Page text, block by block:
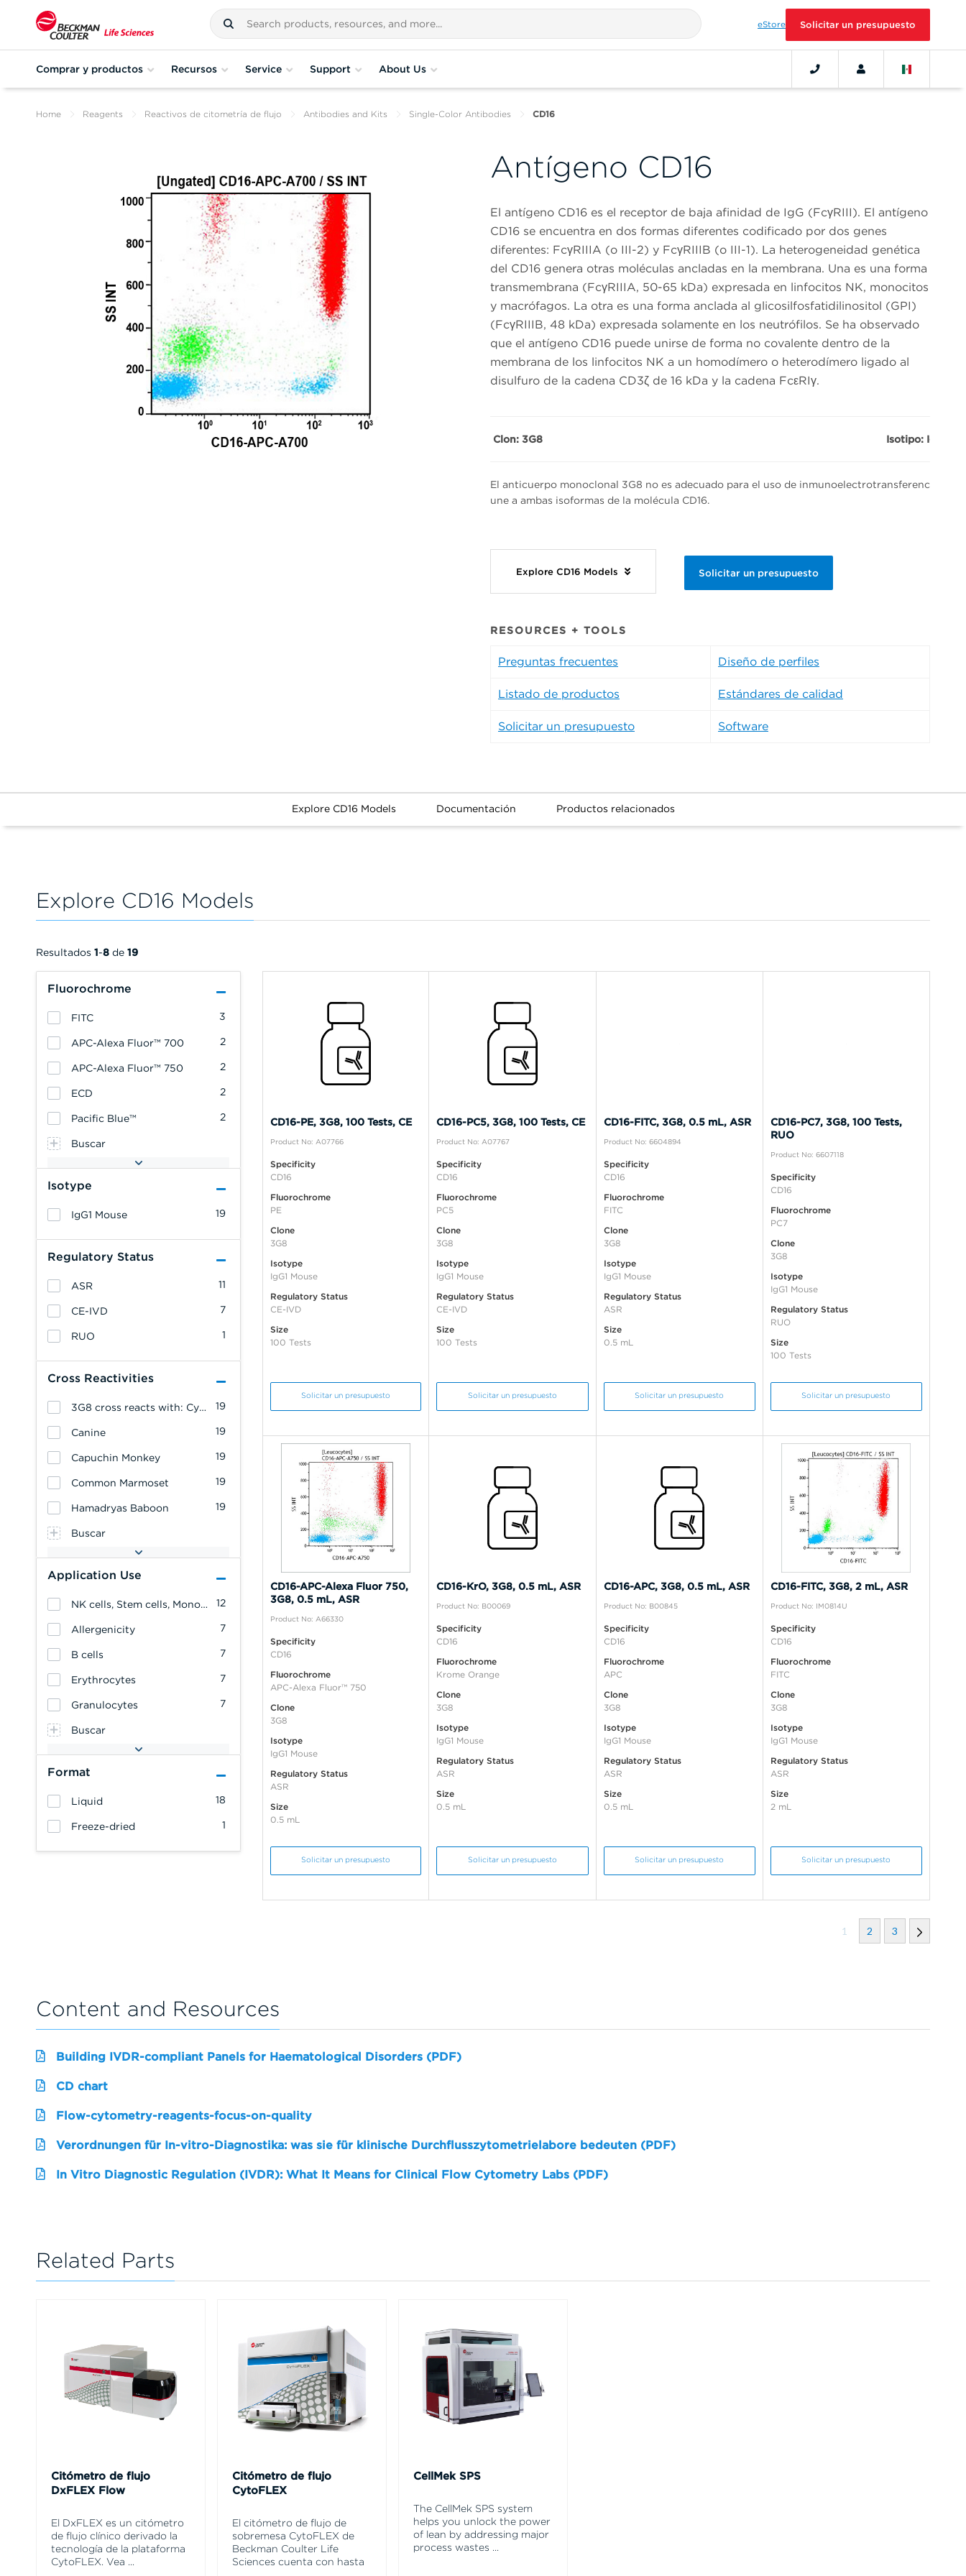
eStore Solicitar un presupuesto
Comprar y productos Recursos Service Support About Us
Home Reagents Reactivos de citometría de flujo Antibodies and Kits Single-Color Antibodies CD16
Antígeno CD16
El antígeno CD16 es el receptor de baja afinidad de IgG (FcγRIII). El antígeno
CD16 se encuentra en dos formas diferentes codificado por dos genes
diferentes: FcγRIIIA (o III-2) y FcγRIIIB (o III-1). La heterogeneidad genética
del CD16 genera otras moléculas ancladas en la membrana. Una es una forma
transmembrana (FcγRIIIA, 50-65 kDa) expresada en linfocitos NK, monocitos
y macrófagos. La otra es una forma anclada al glicosilfosfatidilinositol (GPI)
(FcγRIIIB, 48 kDa) expresada solamente en los neutrófilos. Se ha observado
que el antígeno CD16 puede unirse de forma no covalente dentro de la
membrana de los linfocitos NK a un homodímero o heterodímero ligado al
disulfuro de la cadena CD3ζ de 16 kDa y la cadena FcεRIγ.
Clon: 3G8 Isotipo: IgG1
El anticuerpo monoclonal 3G8 no es adecuado para el uso de inmunoelectrotransferencia. El
une a ambas isoformas de la molécula CD16.
Explore CD16 Models Solicitar un presupuesto
RESOURCES + TOOLS
Preguntas frecuentes Diseño de perfiles
Listado de productos Estándares de calidad
Solicitar un presupuesto Software
Explore CD16 Models Documentación Productos relacionados
Explore CD16 Models
Fluorochrome
3
FITC
2
APC-Alexa Fluor™ 700
2
APC-Alexa Fluor™ 750
2
ECD
2
Pacific Blue™
Buscar
Isotype
19
IgG1 Mouse
Regulatory Status
11
ASR
7
CE-IVD
1
RUO
Cross Reactivities
19
3G8 cross reacts with: Cynomolgus Monkey
19
Canine
19
Capuchin Monkey
19
Common Marmoset
19
Hamadryas Baboon
Buscar
Application Use
12
NK cells, Stem cells, Monocytes/Macrophages, Granulocytes, Erythrocytes, Allergenicity, T cells, B cells, Platelets, Leukemia/Lymphoma
7
Allergenicity
7
B cells
7
Erythrocytes
7
Granulocytes
Buscar
Format
18
Liquid
1
Freeze-dried
Resultados 1-8 de 19
CD16-PE, 3G8, 100 Tests, CE
Product No: A07766
Specificity
CD16
Fluorochrome
PE
Clone
3G8
Isotype
IgG1 Mouse
Regulatory Status
CE-IVD
Size
100 Tests
Solicitar un presupuesto
CD16-PC5, 3G8, 100 Tests, CE
Product No: A07767
Specificity
CD16
Fluorochrome
PC5
Clone
3G8
Isotype
IgG1 Mouse
Regulatory Status
CE-IVD
Size
100 Tests
Solicitar un presupuesto
CD16-FITC, 3G8, 0.5 mL, ASR
Product No: 6604894
Specificity
CD16
Fluorochrome
FITC
Clone
3G8
Isotype
IgG1 Mouse
Regulatory Status
ASR
Size
0.5 mL
Solicitar un presupuesto
CD16-PC7, 3G8, 100 Tests,
RUO
Product No: 6607118
Specificity
CD16
Fluorochrome
PC7
Clone
3G8
Isotype
IgG1 Mouse
Regulatory Status
RUO
Size
100 Tests
Solicitar un presupuesto
CD16-APC-Alexa Fluor 750,
3G8, 0.5 mL, ASR
Product No: A66330
Specificity
CD16
Fluorochrome
APC-Alexa Fluor™ 750
Clone
3G8
Isotype
IgG1 Mouse
Regulatory Status
ASR
Size
0.5 mL
Solicitar un presupuesto
CD16-KrO, 3G8, 0.5 mL, ASR
Product No: B00069
Specificity
CD16
Fluorochrome
Krome Orange
Clone
3G8
Isotype
IgG1 Mouse
Regulatory Status
ASR
Size
0.5 mL
Solicitar un presupuesto
CD16-APC, 3G8, 0.5 mL, ASR
Product No: B00845
Specificity
CD16
Fluorochrome
APC
Clone
3G8
Isotype
IgG1 Mouse
Regulatory Status
ASR
Size
0.5 mL
Solicitar un presupuesto
CD16-FITC, 3G8, 2 mL, ASR
Product No: IM0814U
Specificity
CD16
Fluorochrome
FITC
Clone
3G8
Isotype
IgG1 Mouse
Regulatory Status
ASR
Size
2 mL
Solicitar un presupuesto
1 2 3
Content and Resources
Building IVDR-compliant Panels for Haematological Disorders (PDF)
CD chart
Flow-cytometry-reagents-focus-on-quality
Verordnungen für In-vitro-Diagnostika: was sie für klinische Durchflusszytometrielabore bedeuten (PDF)
In Vitro Diagnostic Regulation (IVDR): What It Means for Clinical Flow Cytometry Labs (PDF)
Related Parts
Citómetro de flujo
DxFLEX Flow
El DxFLEX es un citómetro
de flujo clínico derivado la
tecnología de la plataforma
CytoFLEX. Vea ...
Citómetro de flujo
CytoFLEX
El citómetro de flujo de
sobremesa CytoFLEX de
Beckman Coulter Life
Sciences cuenta con hasta
CellMek SPS
The CellMek SPS system
helps you unlock the power
of lean by addressing major
process wastes ...